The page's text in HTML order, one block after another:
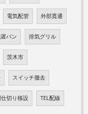
電気配管 外部貫通
パン 排気グリル
茨木市
スイッチ撤去
切り移設 TEL配線